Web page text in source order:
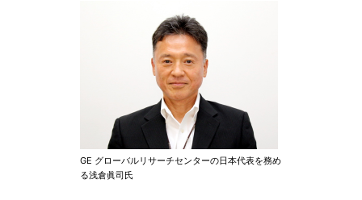
GE グローバルリサーチセンターの日本代表を務め
る浅倉眞司氏